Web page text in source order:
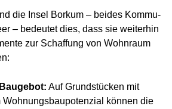
die Insel Bor­kum – bei­des Kom­mu­
– bedeu­tet dies, dass sie wei­ter­hin
zur Schaf­fung von Wohn­raum
Auf Grund­stü­cken mit
Woh­nungs­bau­po­ten­zi­al kön­nen die